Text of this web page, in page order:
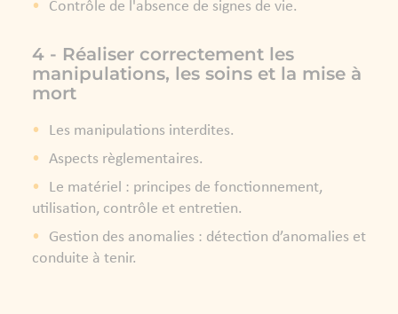
Contrôle de l'absence de signes de vie.
4 - Réaliser correctement les
manipulations, les soins et la mise à
mort
Les manipulations interdites.
Aspects règlementaires.
Le matériel : principes de fonctionnement,
utilisation, contrôle et entretien.
Gestion des anomalies : détection d’anomalies et
conduite à tenir.